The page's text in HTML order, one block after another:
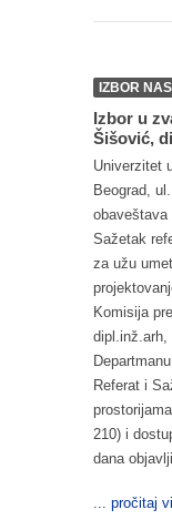
IZBOR
Izbor u
Šišović,
Univerzitet
Beograd,
obaveštava
Sažetak
za užu
Komisija
dipl.inž.arh,
Referat i
210) i
dana
... pročitaj